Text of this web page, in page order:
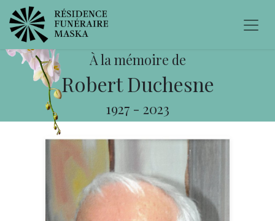
À la mémoire de
Robert Duchesne
1927 - 2023